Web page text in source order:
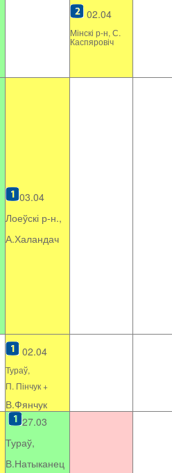
02.04
Мінскі р-н, С.
Каспяровіч
03.04
Лоеўскі р-н.,
А.Халандач
02.04
Тураў,
П. Пінчук +
В.Фянчук
27.03
Тураў,
В.Натыканец